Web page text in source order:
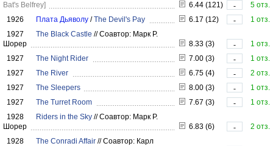
Bat's Belfrey]
6.44 (121) -
5 отз.
1926
Плата Дьяволу /The Devil's Pay 6.17 (12) -
1 отз.
1927
The Black Castle //Соавтор: Марк Р.
Шорер
8.33 (3) -
1 отз.
1927
The Night Rider 7.00 (3) -
1 отз.
1927
The River 6.75 (4) -
2 отз.
1927
The Sleepers 8.00 (3) -
1 отз.
1927
The Turret Room 7.67 (3) -
1 отз.
1928
Riders in the Sky //Соавтор: Марк Р.
Шорер
6.83 (6) -
2 отз.
1928
The Conradi Affair //Соавтор: Карл